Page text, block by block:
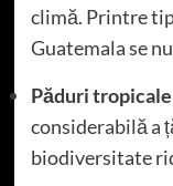
climă. Printre
Guatemala se
Păduri
considerabilă a
biodiversitate